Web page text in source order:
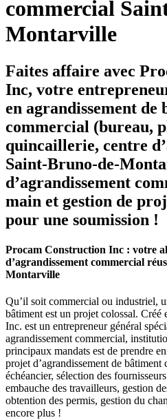
commercial
Montarville
Faites affaire avec
Inc, votre
en agrandissement de
commercial (bureau,
quincaillerie, centre
Saint-Bruno-de-
d’agrandissement
main et gestion de
pour une soumission !
Procam Construction Inc : votre
d’agrandissement commercial
Montarville
Qu’il soit commercial ou industriel,
bâtiment est un projet colossal.
Inc. est un entrepreneur général
agrandissement commercial,
principaux mandats est de prendre
projet d’agrandissement de
échéancier, sélection des
embauche des travailleurs, gestion
obtention des permis, gestion du
encore plus !